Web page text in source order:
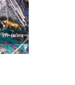
צילום יחצ